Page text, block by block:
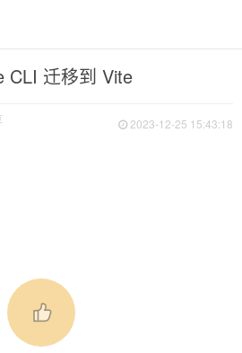
CLI 迁移到 Vite
2023-12-25 15:43:18